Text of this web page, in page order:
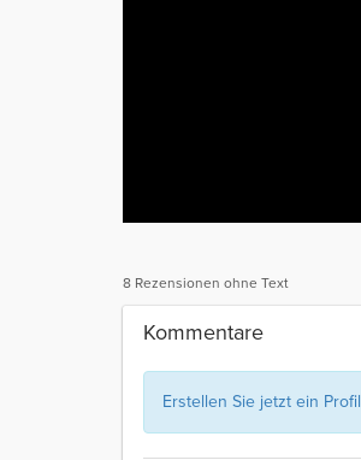
8 Rezensionen ohne Text
Kommentare
Erstellen Sie jetzt ein Profil